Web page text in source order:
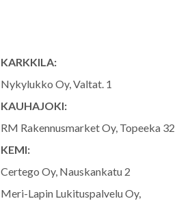
KARKKILA:
Nykylukko Oy, Valtat. 1
KAUHAJOKI:
RM Rakennusmarket Oy, Topeeka 32
KEMI:
Certego Oy, Nauskankatu 2
Meri-Lapin Lukituspalvelu Oy,